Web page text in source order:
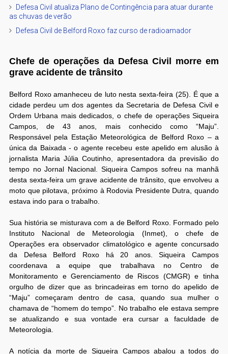
Defesa Civil atualiza Plano de Contingência para atuar durante
as chuvas de verão
Defesa Civil de Belford Roxo faz curso de radioamador
Chefe de operações da Defesa Civil morre em
grave acidente de trânsito
Belford Roxo amanheceu de luto nesta sexta-feira (25). É que a
cidade perdeu um dos agentes da Secretaria de Defesa Civil e
Ordem Urbana mais dedicados, o chefe de operações Siqueira
Campos, de 43 anos, mais conhecido como “Maju”.
Responsável pela Estação Meteorológica de Belford Roxo – a
única da Baixada - o agente recebeu este apelido em alusão à
jornalista Maria Júlia Coutinho, apresentadora da previsão do
tempo no Jornal Nacional. Siqueira Campos sofreu na manhã
desta sexta-feira um grave acidente de trânsito, que envolveu a
moto que pilotava, próximo à Rodovia Presidente Dutra, quando
estava indo para o trabalho.
Sua história se misturava com a de Belford Roxo. Formado pelo
Instituto Nacional de Meteorologia (Inmet), o chefe de
Operações era observador climatológico e agente concursado
da Defesa Belford Roxo há 20 anos. Siqueira Campos
coordenava a equipe que trabalhava no Centro de
Monitoramento e Gerenciamento de Riscos (CMGR) e tinha
orgulho de dizer que as brincadeiras em torno do apelido de
“Maju” começaram dentro de casa, quando sua mulher o
chamava de “homem do tempo”. No trabalho ele estava sempre
se atualizando e sua vontade era cursar a faculdade de
Meteorologia.
A notícia da morte de Siqueira Campos abalou a todos do